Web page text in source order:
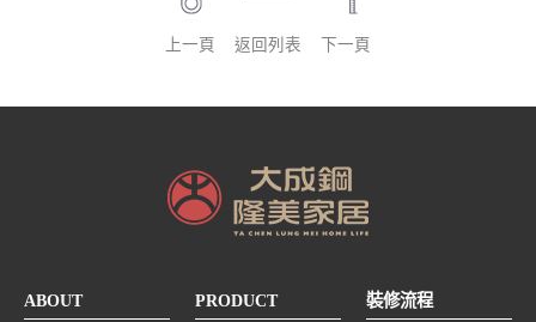
上一頁 返回列表 下一頁
ABOUT PRODUCT 裝修流程